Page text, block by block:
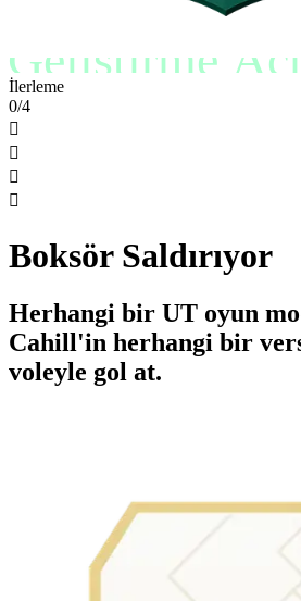
Geliştirme
İlerleme
0/4




Boksör Saldırıyor
Herhangi bir UT oyun
Cahill'in herhangi bir
voleyle gol at.